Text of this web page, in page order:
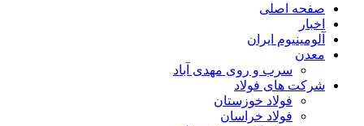
صفحه اصلی
اخبار
آلومینیوم ایران
معدن
سرب و روی مهدی آباد
شرکت های فولاد
فولاد خوزستان
فولاد خراسان